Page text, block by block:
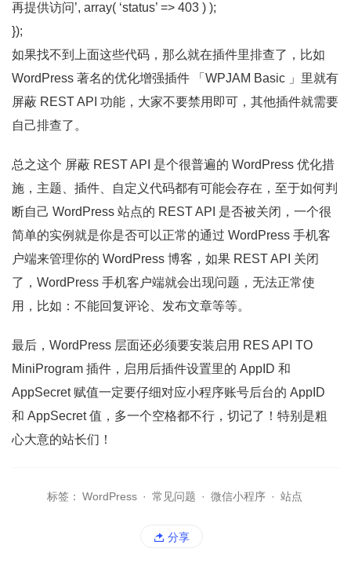
再提供访问’, array( ‘status’ => 403 ) );
});
如果找不到上面这些代码，那么就在插件里排查了，比如
WordPress 著名的优化增强插件 「WPJAM Basic 」里就有
屏蔽 REST API 功能，大家不要禁用即可，其他插件就需要
自己排查了。
总之这个 屏蔽 REST API 是个很普遍的 WordPress 优化措
施，主题、插件、自定义代码都有可能会存在，至于如何判
断自己 WordPress 站点的 REST API 是否被关闭，一个很
简单的实例就是你是否可以正常的通过 WordPress 手机客
户端来管理你的 WordPress 博客，如果 REST API 关闭
了，WordPress 手机客户端就会出现问题，无法正常使
用，比如：不能回复评论、发布文章等等。
最后，WordPress 层面还必须要安装启用 RES API TO
MiniProgram 插件，启用后插件设置里的 AppID 和
AppSecret 赋值一定要仔细对应小程序账号后台的 AppID
和 AppSecret 值，多一个空格都不行，切记了！特别是粗
心大意的站长们！
标签： WordPress · 常见问题 · 微信小程序 · 站点
分享